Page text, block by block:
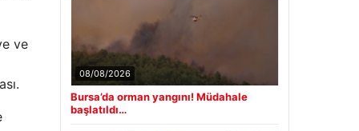
ve
08/08/2026
Bursa’da orman yangını! Müdahale
başlatıldı…